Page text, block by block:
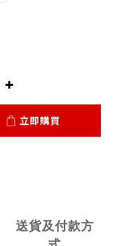
立即購買
送貨及付款方